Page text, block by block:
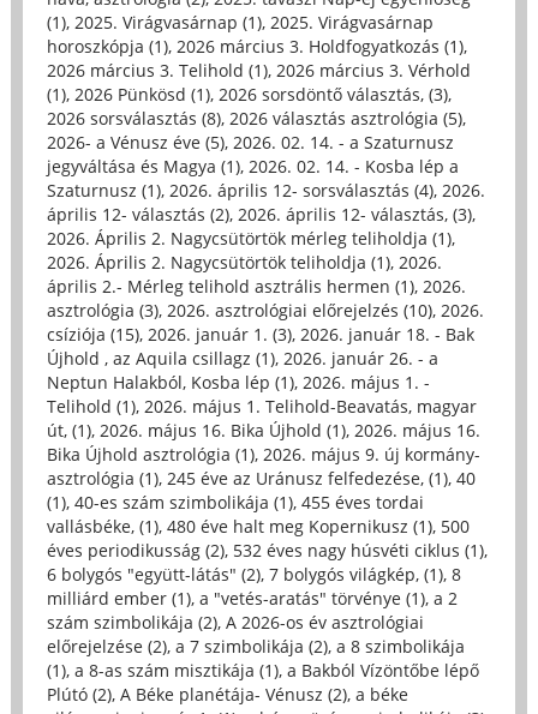
(1), 2025. Virágvasárnap (1), 2025. Virágvasárnap
horoszkópja (1), 2026 március 3. Holdfogyatkozás (1),
2026 március 3. Telihold (1), 2026 március 3. Vérhold
(1), 2026 Pünkösd (1), 2026 sorsdöntő választás, (3),
2026 sorsválasztás (8), 2026 választás asztrológia (5),
2026- a Vénusz éve (5), 2026. 02. 14. - a Szaturnusz
jegyváltása és Magya (1), 2026. 02. 14. - Kosba lép a
Szaturnusz (1), 2026. április 12- sorsválasztás (4), 2026.
április 12- választás (2), 2026. április 12- választás, (3),
2026. Április 2. Nagycsütörtök mérleg teliholdja (1),
2026. Április 2. Nagycsütörtök teliholdja (1), 2026.
április 2.- Mérleg telihold asztrális hermen (1), 2026.
asztrológia (3), 2026. asztrológiai előrejelzés (10), 2026.
csíziója (15), 2026. január 1. (3), 2026. január 18. - Bak
Újhold , az Aquila csillagz (1), 2026. január 26. - a
Neptun Halakból, Kosba lép (1), 2026. május 1. -
Telihold (1), 2026. május 1. Telihold-Beavatás, magyar
út, (1), 2026. május 16. Bika Újhold (1), 2026. május 16.
Bika Újhold asztrológia (1), 2026. május 9. új kormány-
asztrológia (1), 245 éve az Uránusz felfedezése, (1), 40
(1), 40-es szám szimbolikája (1), 455 éves tordai
vallásbéke, (1), 480 éve halt meg Kopernikusz (1), 500
éves periodikusság (2), 532 éves nagy húsvéti ciklus (1),
6 bolygós "együtt-látás" (2), 7 bolygós világkép, (1), 8
milliárd ember (1), a "vetés-aratás" törvénye (1), a 2
szám szimbolikája (2), A 2026-os év asztrológiai
előrejelzése (2), a 7 szimbolikája (2), a 8 szimbolikája
(1), a 8-as szám misztikája (1), a Bakból Vízöntőbe lépő
Plútó (2), A Béke planétája- Vénusz (2), a béke